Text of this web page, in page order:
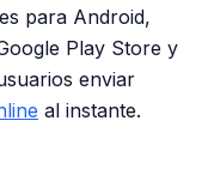
para Android,
Play Store y
enviar
al instante.